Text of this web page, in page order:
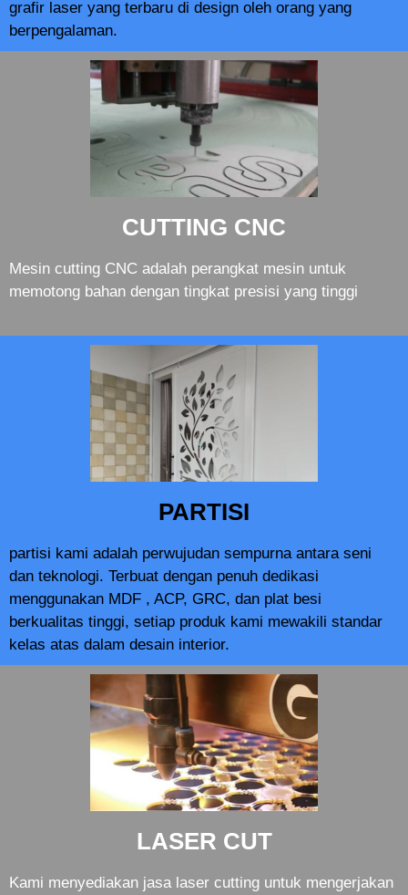
grafir laser yang terbaru di design oleh orang yang
berpengalaman.
CUTTING CNC
Mesin cutting CNC adalah perangkat mesin untuk
memotong bahan dengan tingkat presisi yang tinggi
PARTISI
partisi kami adalah perwujudan sempurna antara seni
dan teknologi. Terbuat dengan penuh dedikasi
menggunakan MDF , ACP, GRC, dan plat besi
berkualitas tinggi, setiap produk kami mewakili standar
kelas atas dalam desain interior.
LASER CUT
Kami menyediakan jasa laser cutting untuk mengerjakan